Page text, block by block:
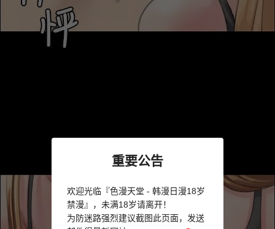
重要公告
欢迎光临『色漫天堂 - 韩漫日漫18岁
禁漫』，未满18岁请离开！
为防迷路强烈建议截图此页面，发送